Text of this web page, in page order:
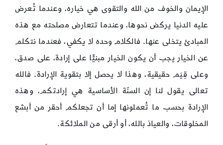
الإيمان والخوف من الله والتقوى هي خياره، وعندما تُعرض
عليه الدنيا يركض نحوها، وعندما تتعارض مصلحته مع هذه
المبادئ يتخلى عنها. فالكلام وحده لا يكفي، فعندما نتكلم
عن الخيار يجب أن يكون الخيار مبنيًّا على إرادة، على صدق،
وعلى قِيَم حقيقية، وهذا لا يحصل إلا بتقوية الإرادة. فالله
تعالى يقول لنا إن السنّة الأساسية هي إرادتكم، وهذه
الإرادة بحسب ما تُعملونها إما أن تجعلكم أحقر من أبشع
المخلوقات، والعياذ بالله، أو أرقى من الملائكة.